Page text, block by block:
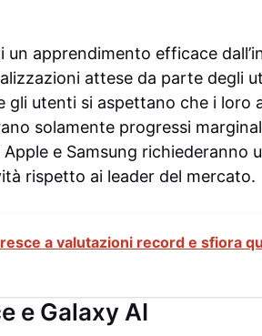
apprendimento efficace
attese da parte degli
utenti si aspettano che i loro
solamente progressi
e Samsung richiederanno
rispetto ai leader del mercato.
a valutazioni record e sfiora
e Galaxy AI